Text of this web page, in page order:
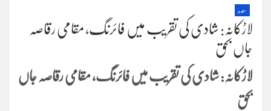
سندھ
لاڑکانہ: شادی کی تقریب میں فائرنگ، مقامی رقاصہ
جاں بحق
لاڑکانہ: شادی کی تقریب میں فائرنگ، مقامی رقاصہ جاں
بحق